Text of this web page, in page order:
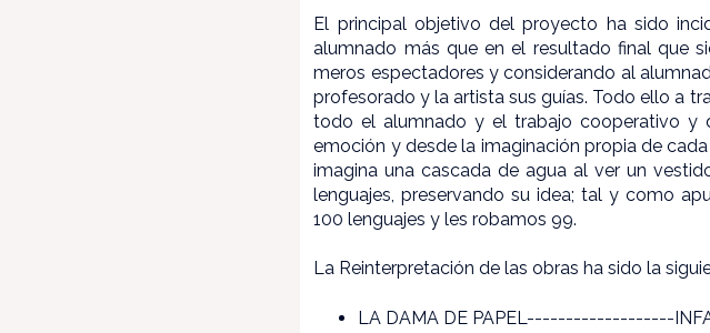
El principal objetivo del proyecto ha sido
alumnado más que en el resultado final que
meros espectadores y considerando al
profesorado y la artista sus guías. Todo ello a
todo el alumnado y el trabajo cooperativo y
emoción y desde la imaginación propia de
imagina una cascada de agua al ver un
lenguajes, preservando su idea; tal y como
100 lenguajes y les robamos 99.
La Reinterpretación de las obras ha sido la
LA DAMA DE PAPEL-------------------